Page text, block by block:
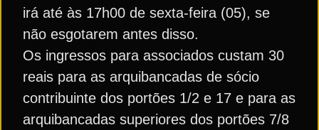
irá até às 17h00 de sexta-feira (05), se
não esgotarem antes disso.
Os ingressos para associados custam 30
reais para as arquibancadas de sócio
contribuinte dos portões 1/2 e 17 e para as
arquibancadas superiores dos portões 7/8